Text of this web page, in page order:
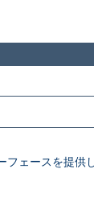
フェースを提供